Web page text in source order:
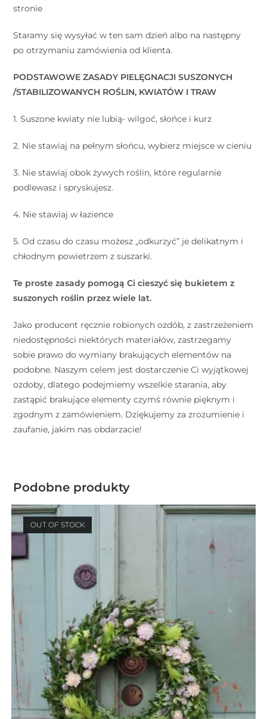
stronie
Staramy się wysyłać w ten sam dzień albo na następny
po otrzymaniu zamówienia od klienta.
PODSTAWOWE ZASADY PIELĘGNACJI SUSZONYCH
/STABILIZOWANYCH ROŚLIN, KWIATÓW I TRAW
1. Suszone kwiaty nie lubią- wilgoć, słońce i kurz
2. Nie stawiaj na pełnym słońcu, wybierz miejsce w cieniu
3. Nie stawiaj obok żywych roślin, które regularnie
podlewasz i spryskujesz.
4. Nie stawiaj w łazience
5. Od czasu do czasu możesz „odkurzyć” je delikatnym i
chłodnym powietrzem z suszarki.
Te proste zasady pomogą Ci cieszyć się bukietem z
suszonych roślin przez wiele lat.
Jako producent ręcznie robionych ozdób, z zastrzeżeniem
niedostępności niektórych materiałów, zastrzegamy
sobie prawo do wymiany brakujących elementów na
podobne. Naszym celem jest dostarczenie Ci wyjątkowej
ozdoby, dlatego podejmiemy wszelkie starania, aby
zastąpić brakujące elementy czymś równie pięknym i
zgodnym z zamówieniem. Dziękujemy za zrozumienie i
zaufanie, jakim nas obdarzacie!
Podobne produkty
OUT OF STOCK